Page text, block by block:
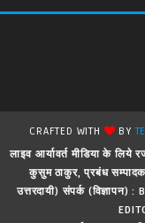
CRAFTED WITH BY
लाइव आर्यावर्त मीडिया के लिये
कुसुम ठाकुर, प्रबंध
उत्तरदायी) संपर्क (विज्ञापन)